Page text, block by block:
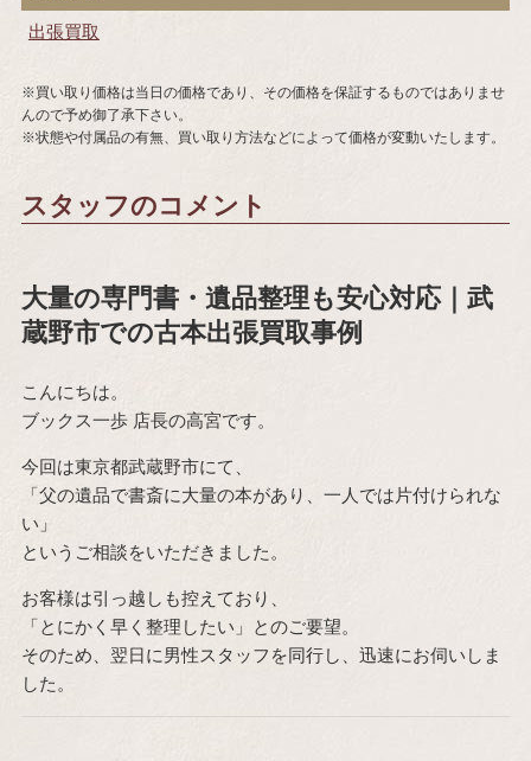
出張買取
※買い取り価格は当日の価格であり、その価格を保証するものではありませ
んので予め御了承下さい。
※状態や付属品の有無、買い取り方法などによって価格が変動いたします。
スタッフのコメント
大量の専門書・遺品整理も安心対応｜武
蔵野市での古本出張買取事例
こんにちは。
ブックス一歩 店長の高宮です。
今回は東京都武蔵野市にて、
「父の遺品で書斎に大量の本があり、一人では片付けられな
い」
というご相談をいただきました。
お客様は引っ越しも控えており、
「とにかく早く整理したい」とのご要望。
そのため、翌日に男性スタッフを同行し、迅速にお伺いしま
した。